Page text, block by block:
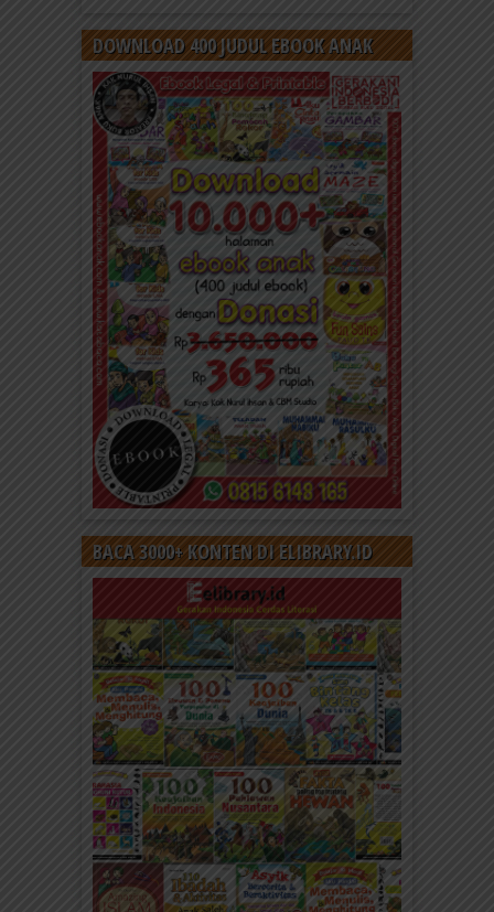
DOWNLOAD 400 JUDUL EBOOK ANAK
BACA 3000+ KONTEN DI ELIBRARY.ID